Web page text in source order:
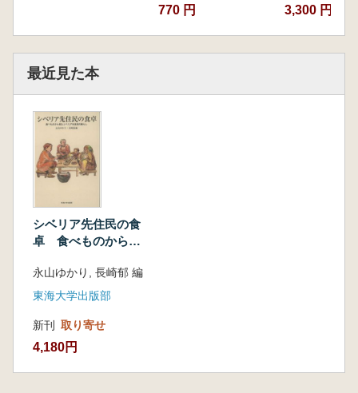
第27章 アムール流域の食用植物 ─ 万能調
第28章 植物あれこれ ─ 言語に紡がれたツン
ドラの香り(ドルガン)…藤代 節
(アリュートル)…永山ゆかり
第4部 乳製品・小麦粉ほか
第30章 乳製品 ─ 白い食べ物(サハ、トゥバ)
…江畑冬生
第31章 干し草集め ─ アレクサンドル先生
の野外授業(サハ、トゥバ)…江畑冬生
第32章 小麦粉料理 ─ ツンドラ地域の硬派
第33章 ツンドラのパンとツンドラの教え
(アリュートル)…永山ゆかり
山ゆかり
第35章 ヤナギランのクリーム ─ 自然の恵
みと人々の知恵(アリュートル)…永山ゆかり
770 円 3,300 円
最近見た本
シベリア先住民の食
卓 食べものから見
暮らし
永山ゆかり, 長崎郁 編
東海大学出版部
新刊 取り寄せ
4,180円